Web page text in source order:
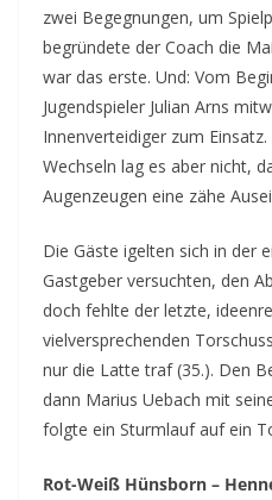
zwei Begegnungen, um
begründete der Coach die
war das erste. Und: Vom
Jugendspieler Julian Arns
Innenverteidiger zum
Wechseln lag es aber nicht,
Augenzeugen eine zähe
Die Gäste igelten sich in der
Gastgeber versuchten, den
doch fehlte der letzte,
vielversprechenden
nur die Latte traf (35.). Den
dann Marius Uebach mit
folgte ein Sturmlauf auf ein
Rot-Weiß Hünsborn –